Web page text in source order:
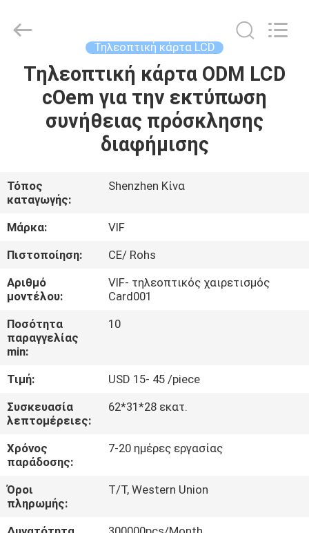
ΣΠΊΤΙ
ΠΡΟΪΌΝΤΑ
ΕΜΕΊΣ
ΓΎΡΟΣ
ΕΡΓΟΣΤΑΣΊΩΝ
ΠΟΙΟΤΙΚΌΣ
ΈΛΕΓΧΟΣ
ΕΛΆΤΕ
ΣΕ
ΕΠΑΦΉ
ΜΕ
ΖΗΤΉΣΤΕ
ΈΝΑ
Reserved.
Τηλεοπτική κάρτα LCD
Τηλεοπτική κάρτα ODM LCD
cOem για την εκτύπωση
συνήθειας πρόσκλησης
διαφήμισης
Τόπος
καταγωγής:
Shenzhen Κίνα
Μάρκα:
VIF
Πιστοποίηση:
CE/ Rohs
Αριθμό
μοντέλου:
VIF- τηλεοπτικός χαιρετισμός
Card001
Ποσότητα
παραγγελίας
min:
10
Τιμή:
USD 15- 45 /piece
Συσκευασία
λεπτομέρειες:
62*31*28 εκατ.
Χρόνος
παράδοσης:
7-20 ημέρες εργασίας
Όροι
πληρωμής:
T/T, Western Union